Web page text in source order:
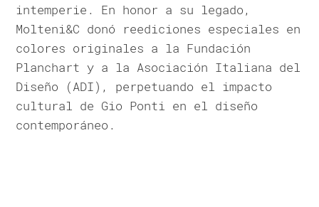
intemperie. En honor a su legado,
Molteni&C donó reediciones especiales en
colores originales a la Fundación
Planchart y a la Asociación Italiana del
Diseño (ADI), perpetuando el impacto
cultural de Gio Ponti en el diseño
contemporáneo.